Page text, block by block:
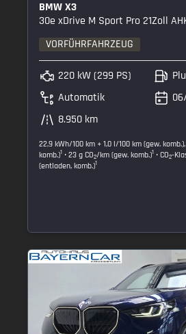
BMW X3
30e xDrive M Sport Pro 21Zoll
VORFÜHRFAHRZEUG
220 kW (299 PS)
Automatik
8.950 km
22,9 kWh/100 km + 1,0 l/100 km (gew.
komb.)1 • 23 g CO2/km (gew. komb.)1 • CO2-
(entladen, komb.)1